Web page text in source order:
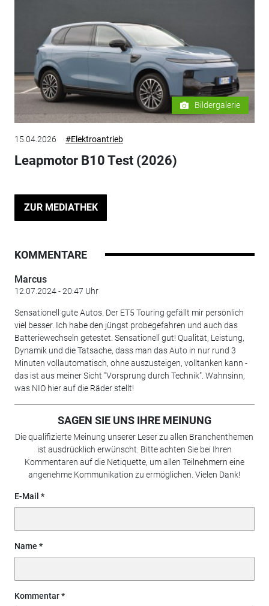
Bildergalerie
15.04.2026 #Elektroantrieb
Leapmotor B10 Test (2026)
ZUR MEDIATHEK
KOMMENTARE
Marcus
12.07.2024 - 20:47 Uhr
Sensationell gute Autos. Der ET5 Touring gefällt mir persönlich
viel besser. Ich habe den jüngst probegefahren und auch das
Batteriewechseln getestet. Sensationell gut! Qualität, Leistung,
Dynamik und die Tatsache, dass man das Auto in nur rund 3
Minuten vollautomatisch, ohne auszusteigen, volltanken kann -
das ist aus meiner Sicht "Vorsprung durch Technik". Wahnsinn,
was NIO hier auf die Räder stellt!
SAGEN SIE UNS IHRE MEINUNG
Die qualifizierte Meinung unserer Leser zu allen Branchenthemen
ist ausdrücklich erwünscht. Bitte achten Sie bei Ihren
Kommentaren auf die Netiquette, um allen Teilnehmern eine
angenehme Kommunikation zu ermöglichen. Vielen Dank!
E-Mail
Name
Kommentar